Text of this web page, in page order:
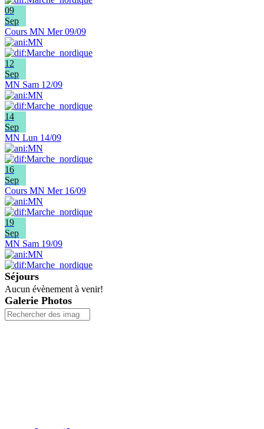
09
Sep
Cours MN Mer 09/09
12
Sep
MN Sam 12/09
14
Sep
MN Lun 14/09
16
Sep
Cours MN Mer 16/09
19
Sep
MN Sam 19/09
Séjours
Aucun évènement à venir!
Galerie Photos